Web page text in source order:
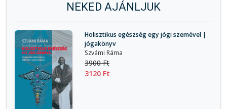
NEKED AJÁNLJUK
Holisztikus egészség egy jógi szemével |
jógakönyv
Szvámi Ráma
3900 Ft
3120 Ft